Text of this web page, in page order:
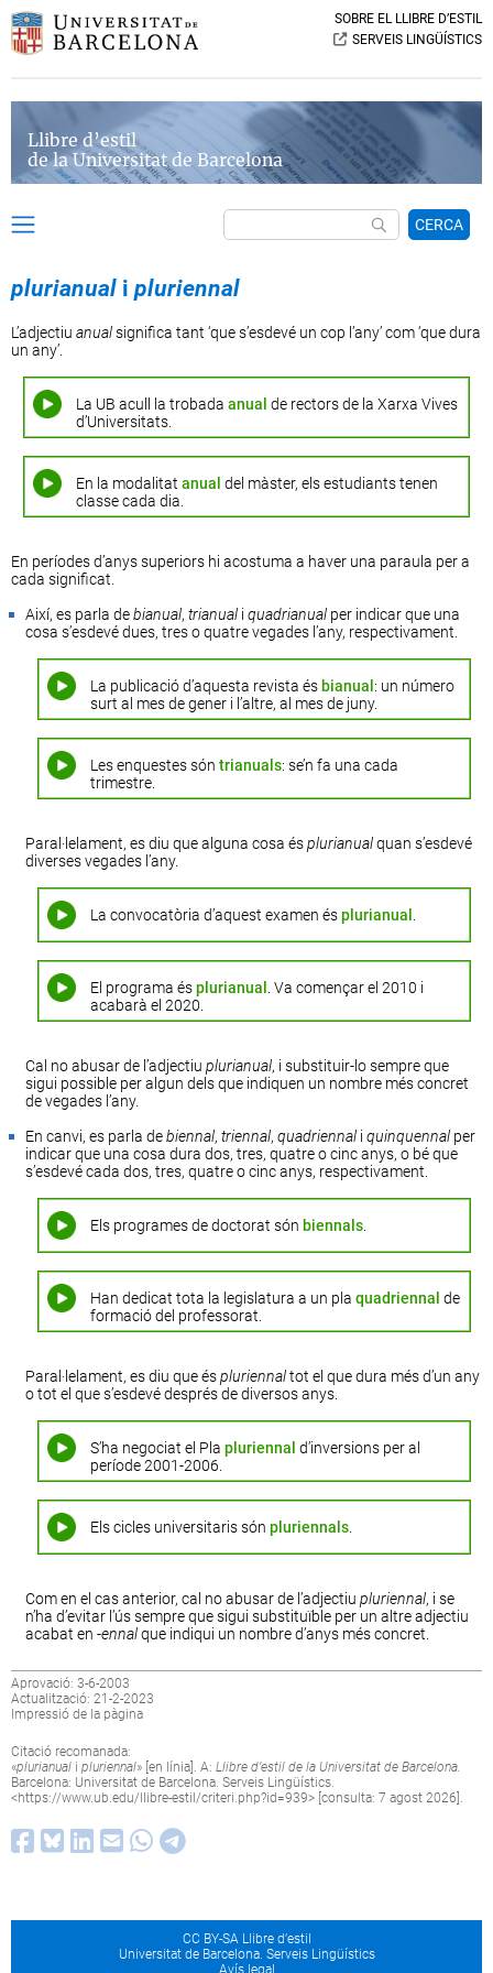
SOBRE EL LLIBRE D’ESTIL
SERVEIS LINGÜÍSTICS
Llibre d’estil
de la Universitat de Barcelona
CERCA
plurianual i pluriennal
L’adjectiu anualsignifica tant ‘que s’esdevé un cop l’any’ com ‘que dura
un any’.
La UB acull la trobadaanual de rectors de la Xarxa Vives
d’Universitats.
En la modalitatanual del màster, els estudiants tenen
classe cada dia.
En períodes d’anys superiors hi acostuma a haver una paraula per a
cada significat.
Així, es parla debianual, trianual i quadrianual per indicar que una
cosa s’esdevé dues, tres o quatre vegades l’any, respectivament.
La publicació d’aquesta revista és bianual : un número
surt al mes de gener i l’altre, al mes de juny.
Les enquestes són trianuals: se’n fa una cada
trimestre.
Paral·lelament, es diu que alguna cosa ésplurianualquan s’esdevé
diverses vegades l’any.
La convocatòria d’aquest examen ésplurianual .
El programa ésplurianual . Va començar el 2010 i
acabarà el 2020.
Cal no abusar de l’adjectiu plurianual, i substituir-lo sempre que
sigui possible per algun dels que indiquen un nombre més concret
de vegades l’any.
En canvi, es parla debiennal, triennal, quadriennal i quinquennal per
indicar que una cosa dura dos, tres, quatre o cinc anys, o bé que
s’esdevé cada dos, tres, quatre o cinc anys, respectivament.
Els programes de doctorat són biennals.
Han dedicat tota la legislatura a un pla quadriennal de
formació del professorat.
Paral·lelament, es diu que éspluriennaltot el que dura més d’un any
o tot el que s’esdevé després de diversos anys.
S’ha negociat el Pla pluriennal d’inversions per al
període 2001-2006.
Els cicles universitaris són pluriennals.
Com en el cas anterior, cal no abusar de l’adjectiu pluriennal, i se
n’ha d’evitar l’ús sempre que sigui substituïble per un altre adjectiu
acabat en -ennalque indiqui un nombre d’anys més concret.
Aprovació: 3-6-2003
Actualització: 21-2-2023
Impressió de la pàgina
Citació recomanada:
«plurianual i pluriennal» [en línia]. A: Llibre d’estil de la Universitat de Barcelona.
Barcelona: Universitat de Barcelona. Serveis Lingüístics.
<https://www.ub.edu/llibre-estil/criteri.php?id=939> [consulta: 7 agost 2026].
CC BY-SA Llibre d’estil
Universitat de Barcelona. Serveis Lingüístics
Avís legal